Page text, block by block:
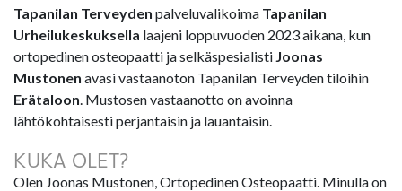
Tapanilan Terveyden palveluvalikoima Tapanilan
Urheilukeskuksella laajeni loppuvuoden 2023 aikana, kun
ortopedinen osteopaatti ja selkäspesialisti Joonas
Mustonen avasi vastaanoton Tapanilan Terveyden tiloihin
Erätaloon. Mustosen vastaanotto on avoinna
lähtökohtaisesti perjantaisin ja lauantaisin.
KUKA OLET?
Olen Joonas Mustonen, Ortopedinen Osteopaatti. Minulla on